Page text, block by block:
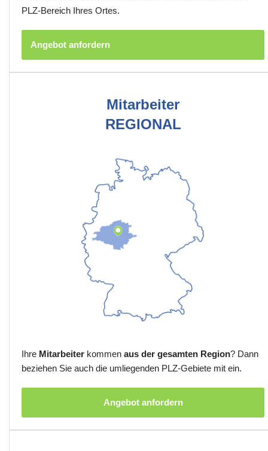
PLZ-Bereich Ihres Ortes.
Angebot anfordern
Mitarbeiter
REGIONAL
Ihre Mitarbeiter kommen aus der gesamten Region? Dann
beziehen Sie auch die umliegenden PLZ-Gebiete mit ein.
Angebot anfordern